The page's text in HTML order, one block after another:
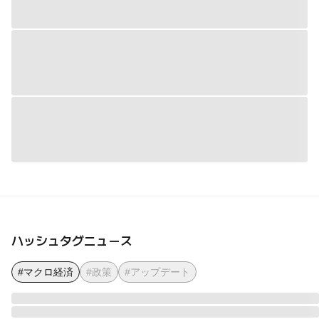
ハッシュタグニュース
#マクロ経済 #政策 #アップデート